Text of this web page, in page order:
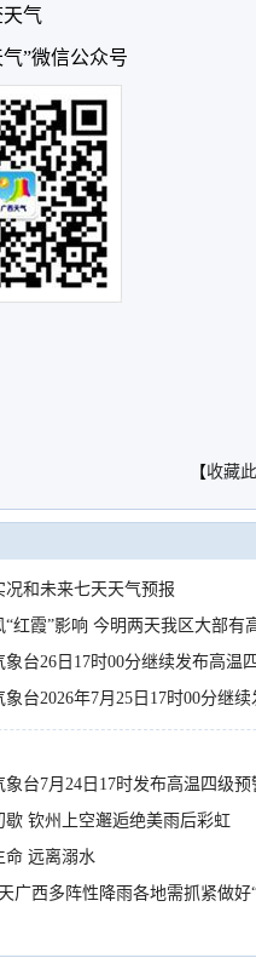
气
”微信公众号
【收藏
况和未来七天天气预报
“红霞”影响 今明两天我区大部有
降雨
象台26日17时00分继续发布高温
象台2026年7月25日17时00分继
象台7月24日17时发布高温四级预
歇 钦州上空邂逅绝美雨后彩虹
命 远离溺水
广西多阵性降雨各地需抓紧做好